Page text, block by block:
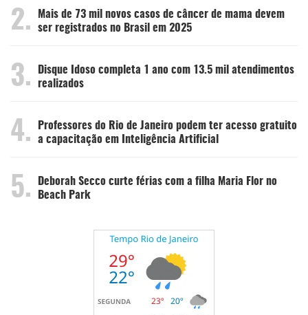
2.
Mais de 73 mil novos casos de câncer de mama devem
ser registrados no Brasil em 2025
3.
Disque Idoso completa 1 ano com 13.5 mil atendimentos
realizados
4.
Professores do Rio de Janeiro podem ter acesso gratuito
a capacitação em Inteligência Artificial
5.
Deborah Secco curte férias com a filha Maria Flor no
Beach Park